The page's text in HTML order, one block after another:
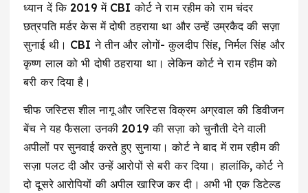
ध्यान दें कि 2019 में CBI कोर्ट ने राम रहीम को राम चंदर
छत्रपति मर्डर केस में दोषी ठहराया था और उन्हें उम्रकैद की सज़ा
सुनाई थी। CBI ने तीन और लोगों- कुलदीप सिंह, निर्मल सिंह और
कृष्ण लाल को भी दोषी ठहराया था। लेकिन कोर्ट ने राम रहीम को
बरी कर दिया है।
चीफ जस्टिस शील नागू और जस्टिस विक्रम अग्रवाल की डिवीजन
बेंच ने यह फैसला उनकी 2019 की सज़ा को चुनौती देने वाली
अपीलों पर सुनवाई करते हुए सुनाया। कोर्ट ने बाद में राम रहीम की
सज़ा पलट दी और उन्हें आरोपों से बरी कर दिया। हालांकि, कोर्ट ने
दो दूसरे आरोपियों की अपील खारिज कर दी। अभी भी एक डिटेल्ड